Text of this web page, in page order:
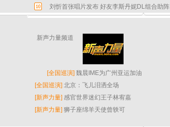
刘忻首张唱片发布 好友李斯丹妮DL组合助阵
新声力量频道
[全国巡演] 魏晨IME为广州亚运加油
[全国巡演] 北京：飞儿泪洒全场
[新声力量] 感官世界迷幻王子林宥嘉
[新声力量] 狮子座绵羊天使曾轶可